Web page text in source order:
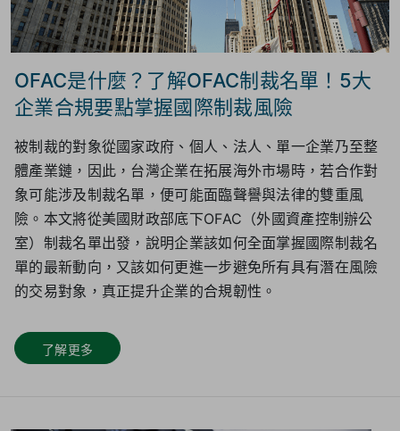
OFAC是什麼？了解OFAC制裁名單！5大
企業合規要點掌握國際制裁風險
被制裁的對象從國家政府、個人、法人、單一企業乃至整
體產業鏈，因此，台灣企業在拓展海外市場時，若合作對
象可能涉及制裁名單，便可能面臨聲譽與法律的雙重風
險。本文將從美國財政部底下OFAC（外國資產控制辦公
室）制裁名單出發，說明企業該如何全面掌握國際制裁名
單的最新動向，又該如何更進一步避免所有具有潛在風險
的交易對象，真正提升企業的合規韌性。
了解更多